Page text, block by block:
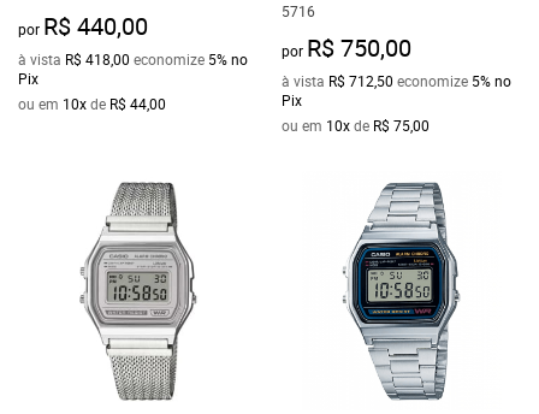
por R$ 440,00
à vista R$ 418,00 economize 5%no
Pix
ou em 10xde R$ 44,00
5716
por R$ 750,00
à vista R$ 712,50 economize 5%no
Pix
ou em 10xde R$ 75,00